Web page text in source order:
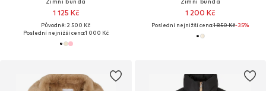
1 125 Kč
Původně: 2 500 Kč
Poslední nejnižší cena:1 000 Kč
1 200 Kč
Poslední nejnižší cena:1 850 Kč-35%